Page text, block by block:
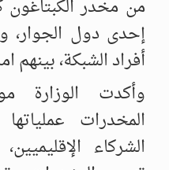
من مخدر الكبتاغون
أفراد الشبكة، بينهم
وأكدت الوزارة
المخدرات
الشركاء